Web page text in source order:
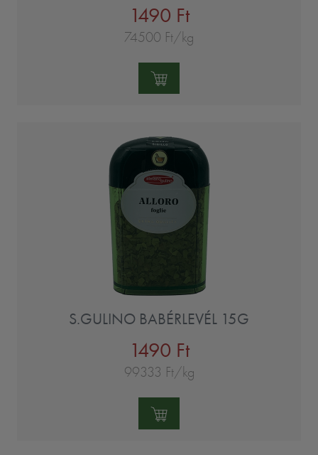
1490 Ft
74500 Ft/kg
Mennyiség:
S.GULINO BABÉRLEVÉL 15G
1490 Ft
99333 Ft/kg
Mennyiség: